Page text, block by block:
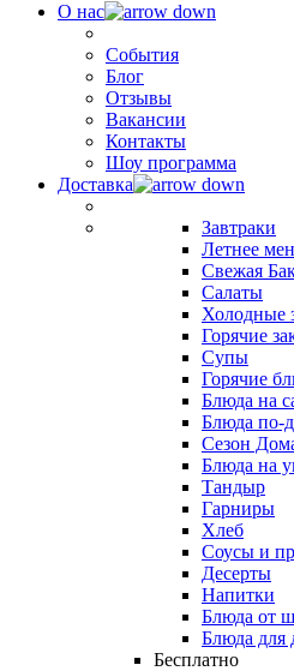
О нас
События
Блог
Отзывы
Вакансии
Контакты
Шоу программа
Доставка
Завтраки
Летнее
Свежая
Салаты
Холодные
Горячие
Супы
Горячие
Блюда на
Блюда по-
Сезон
Блюда на
Тандыр
Гарниры
Хлеб
Соусы и
Десерты
Напитки
Блюда от
Блюда для
Бесплатно